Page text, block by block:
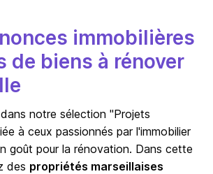
immobilières
de biens à rénover
notre sélection "Projets
à ceux passionnés par l'immobilier
goût pour la rénovation. Dans cette
des propriétés marseillaises